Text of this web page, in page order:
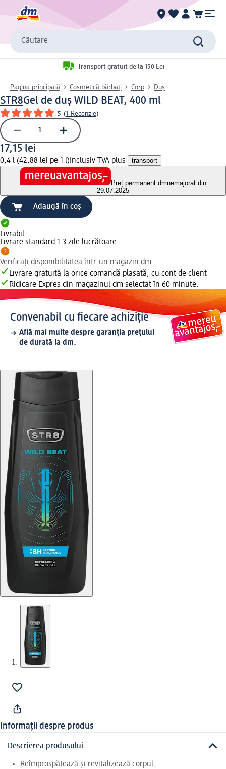
Căutare
Transport gratuit de la 150 Lei
Pagina principală Cosmetică bărbați Corp Duș
STR8Gel de duș WILD BEAT, 400 ml
5 (1 Recenzie)
17,15 lei
0,4 l (42,88 lei pe 1 l) Inclusiv TVA plus transport
Preț permanent dmnemajorat din
29.07.2025
Adaugă în coș
Livrabil
Livrare standard 1-3 zile lucrătoare
Verificați disponibilitatea într-un magazin dm
Livrare gratuită la orice comandă plasată, cu cont de client
Ridicare Expres din magazinul dm selectat în 60 minute.
Convenabil cu fiecare achiziție
Află mai multe despre garanția prețului
de durată la dm.
Informații despre produs
Descrierea produsului
Reîmprospătează și revitalizează corpul